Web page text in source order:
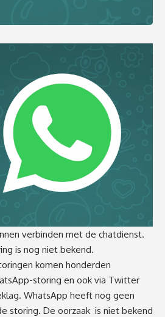
verbinden met de chatdienst.
is nog niet bekend.
komen honderden
storing en ook via Twitter
WhatsApp heeft nog geen
storing. De oorzaak is niet bekend